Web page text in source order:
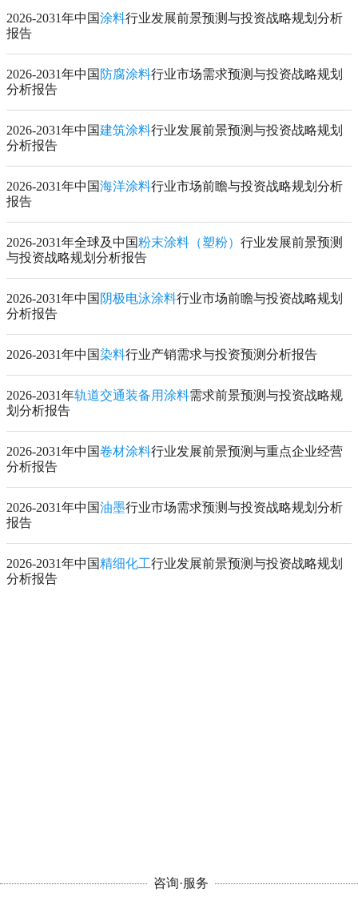
2026-2031年中国涂料行业发展前景预测与投资战略规划分析
报告
2026-2031年中国 防腐涂料行业市场需求预测与投资战略规划
分析报告
2026-2031年中国建筑涂料行业发展前景预测与投资战略规划
分析报告
2026-2031年中国海洋涂料行业市场前瞻与投资战略规划分析
报告
2026-2031年全球及中国粉末涂料（塑粉） 行业发展前景预测
与投资战略规划分析报告
2026-2031年中国 阴极电泳涂料行业市场前瞻与投资战略规划
分析报告
2026-2031年中国染料行业产销需求与投资预测分析报告
2026-2031年轨道交通装备用涂料需求前景预测与投资战略规
划分析报告
2026-2031年中国卷材涂料行业发展前景预测与重点企业经营
分析报告
2026-2031年中国油墨行业市场需求预测与投资战略规划分析
报告
2026-2031年中国精细化工行业发展前景预测与投资战略规划
分析报告
咨询·服务